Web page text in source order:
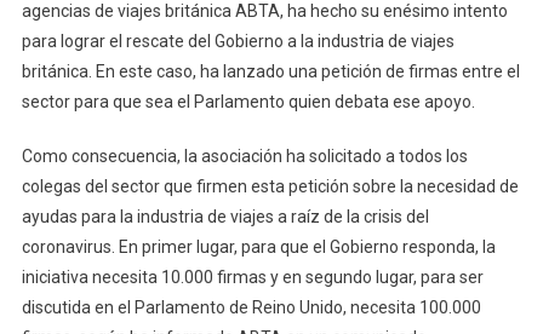
Británicas
agencias de viajes británica ABTA, ha hecho su enésimo intento
para lograr el rescate del Gobierno a la industria de viajes
británica. En este caso, ha lanzado una petición de firmas entre el
sector para que sea el Parlamento quien debata ese apoyo.
Como consecuencia, la asociación ha solicitado a todos los
colegas del sector que firmen esta petición sobre la necesidad de
ayudas para la industria de viajes a raíz de la crisis del
coronavirus. En primer lugar, para que el Gobierno responda, la
iniciativa necesita 10.000 firmas y en segundo lugar, para ser
discutida en el Parlamento de Reino Unido, necesita 100.000